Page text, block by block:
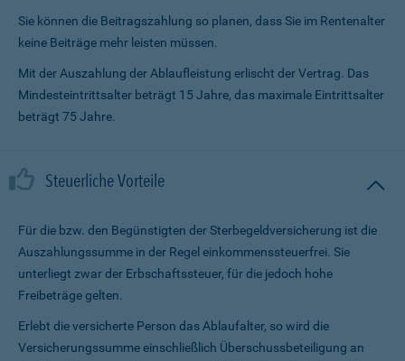
Sie können die Beitragszahlung so planen, dass Sie im Renten­alter
keine Beiträge mehr leisten müssen.
Mit der Auszahlung der Ablaufleistung erlischt der Vertrag. Das
Mindesteintrittsalter beträgt 15 Jahre, das maximale Eintrittsalter
beträgt 75 Jahre.
Steuerliche Vorteile
Für die bzw. den Begünstigten der Sterbegeldversicherung ist die
Auszahlungssumme in der Regel einkommenssteuerfrei. Sie
unterliegt zwar der Erbschaftssteuer, für die jedoch hohe
Freibeträge gelten.
Erlebt die versicherte Person das Ablaufalter, so wird die
Versicherungssumme ein­schließlich Überschussbeteiligung an